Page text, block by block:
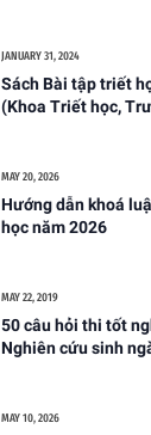
JANUARY 31, 2024
Sách Bài tập triết
(Khoa Triết học,
MAY 20, 2026
Hướng dẫn khoá
học năm 2026
MAY 22, 2019
50 câu hỏi thi tốt
Nghiên cứu sinh
MAY 10, 2026